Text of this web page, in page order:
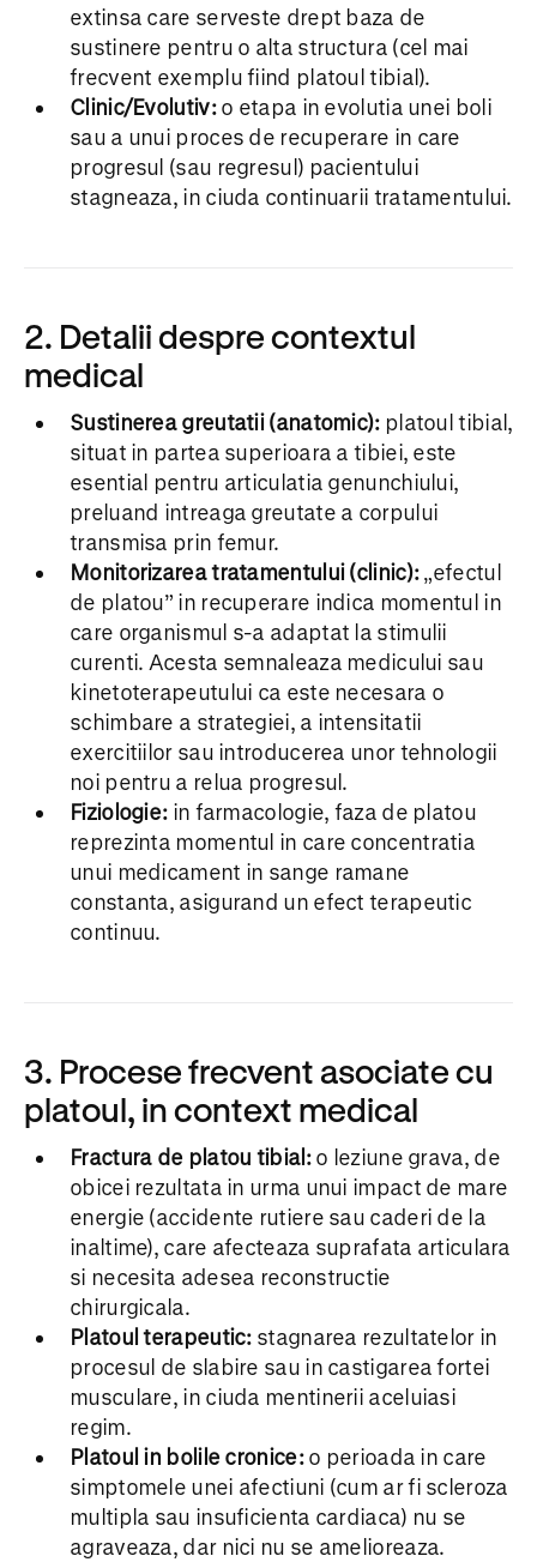
extinsa care serveste drept baza de
sustinere pentru o alta structura (cel mai
frecvent exemplu fiind platoul tibial).
Clinic/Evolutiv:o etapa in evolutia unei boli
sau a unui proces de recuperare in care
progresul (sau regresul) pacientului
stagneaza, in ciuda continuarii tratamentului.
2. Detalii despre contextul
medical
Sustinerea greutatii (anatomic):platoul tibial,
situat in partea superioara a tibiei, este
esential pentru articulatia genunchiului,
preluand intreaga greutate a corpului
transmisa prin femur.
Monitorizarea tratamentului (clinic):„efectul
de platou” in recuperare indica momentul in
care organismul s-a adaptat la stimulii
curenti. Acesta semnaleaza medicului sau
kinetoterapeutului ca este necesara o
schimbare a strategiei, a intensitatii
exercitiilor sau introducerea unor tehnologii
noi pentru a relua progresul.
Fiziologie:in farmacologie, faza de platou
reprezinta momentul in care concentratia
unui medicament in sange ramane
constanta, asigurand un efect terapeutic
continuu.
3. Procese frecvent asociate cu
platoul, in context medical
Fractura de platou tibial:o leziune grava, de
obicei rezultata in urma unui impact de mare
energie (accidente rutiere sau caderi de la
inaltime), care afecteaza suprafata articulara
si necesita adesea reconstructie
chirurgicala.
Platoul terapeutic:stagnarea rezultatelor in
procesul de slabire sau in castigarea fortei
musculare, in ciuda mentinerii aceluiasi
regim.
Platoul in bolile cronice:o perioada in care
simptomele unei afectiuni (cum ar fi scleroza
multipla sau insuficienta cardiaca) nu se
agraveaza, dar nici nu se amelioreaza.